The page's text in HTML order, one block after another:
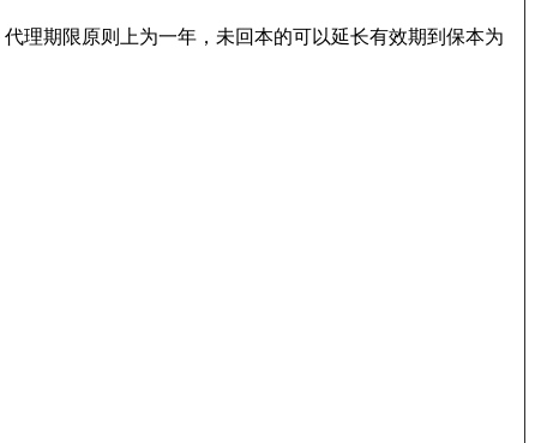
理期限原则上为一年，未回本的可以延长有效期到保本为